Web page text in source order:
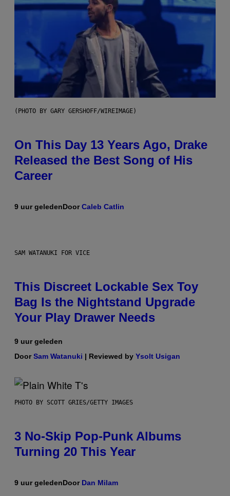
(PHOTO BY GARY GERSHOFF/WIREIMAGE)
On This Day 13 Years Ago, Drake
Released the Best Song of His
Career
9 uur geledenDoorCaleb Catlin
SAM WATANUKI FOR VICE
This Discreet Lockable Sex Toy
Bag Is the Nightstand Upgrade
Your Play Drawer Needs
9 uur geleden
DoorSam Watanuki | Reviewed by Ysolt Usigan
PHOTO BY SCOTT GRIES/GETTY IMAGES
3 No-Skip Pop-Punk Albums
Turning 20 This Year
9 uur geledenDoor Dan Milam